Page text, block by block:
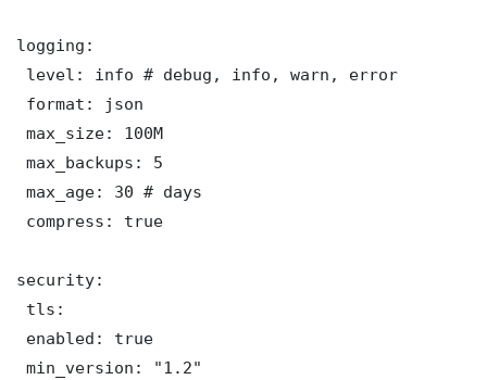
logging:
level: info # debug, info, warn, error
format: json
max_size: 100M
max_backups: 5
max_age: 30 # days
compress: true
security:
tls:
enabled: true
min_version: "1.2"